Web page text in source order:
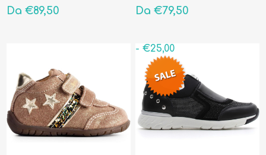
Da €89,50 Da €79,50
- €25,00